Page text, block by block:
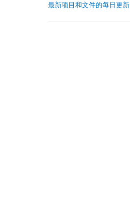
最新项目和文件的每日更新